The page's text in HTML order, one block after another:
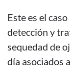
Este es el
detección y
sequedad de
día asociados